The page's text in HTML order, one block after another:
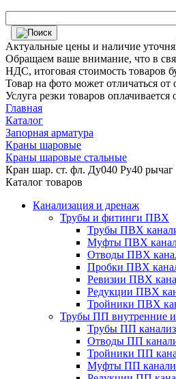
Актуальные цены и наличие
Обращаем ваше внимание, что в
НДС, итоговая стоимость товаров
Товар на фото может отличаться от
Услуга резки товаров оплачивается
Главная
Каталог
Запорная арматура
Краны шаровые
Краны шаровые стальные
Кран шар. ст. фл. Ду040 Ру40 рычаг
Каталог товаров
Канализация и дренаж
Трубы и фитинги ПВХ
Трубы ПВХ
Муфты ПВХ
Отводы ПВХ
Пробки ПВХ
Ревизии ПВХ
Редукции ПВХ
Тройники ПВХ
Трубы ПП внутренние
Трубы ПП
Отводы ПП
Тройники ПП
Муфты ПП